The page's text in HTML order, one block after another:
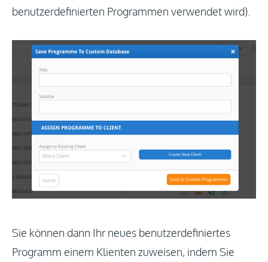
benutzerdefinierten Programmen verwendet wird).
Sie können dann Ihr neues benutzerdefiniertes
Programm einem Klienten zuweisen, indem Sie